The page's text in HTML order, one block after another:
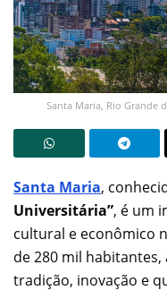
Santa Maria, Rio Grande
Santa Maria,
Universitária”, é um
cultural e econômico
de 280 mil
tradição, inovação e